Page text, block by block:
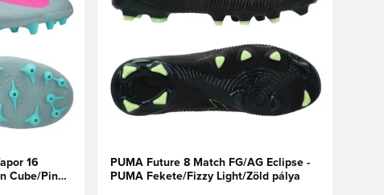
16
Cube/Pink
PUMA Future 8 Match FG/AG Eclipse -
PUMA Fekete/Fizzy Light/Zöld pálya